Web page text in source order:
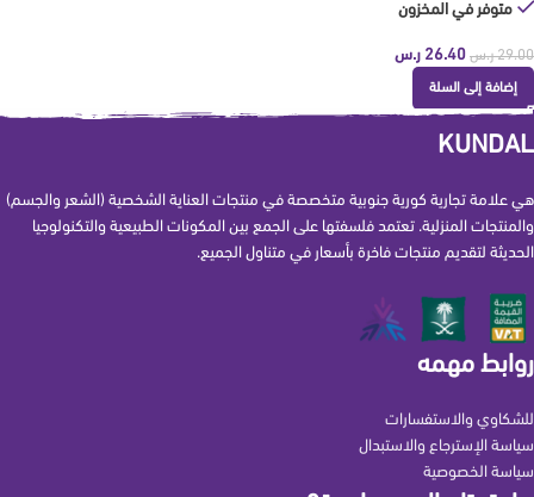
متوفر في المخزون
29.00 ر.س 26.40 ر.س
إضافة إلى السلة
KUNDAL
هي علامة تجارية كورية جنوبية متخصصة في منتجات العناية الشخصية (الشعر والجسم)
والمنتجات المنزلية. تعتمد فلسفتها على الجمع بين المكونات الطبيعية والتكنولوجيا
الحديثة لتقديم منتجات فاخرة بأسعار في متناول الجميع.
روابط مهمه
للشكاوي والاستفسارات
سياسة الإسترجاع والاستبدال
سياسة الخصوصية